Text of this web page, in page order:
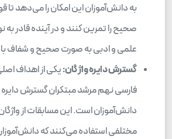
به دانش‌آموزان این امکان را می‌دهد تا
صحیح را تمرین کنند و در آینده قادر
علمی و ادبی به صورت صحیح و شفاف
گسترش دایره واژگان:یکی از اهداف
فارسی نهم مرشد مبتکران گسترش دایره
دانش‌آموزان است. این مسابقات از
مختلفی استفاده می‌کنند که